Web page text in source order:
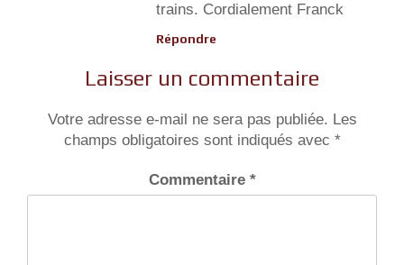
trains. Cordialement Franck
Répondre
Laisser un commentaire
Votre adresse e-mail ne sera pas publiée. Les
champs obligatoires sont indiqués avec *
Commentaire *